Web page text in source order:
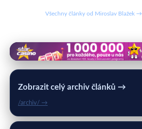
Všechny články od Miroslav Blažek →
Zobrazit celý archiv článků →
/archiv/ →